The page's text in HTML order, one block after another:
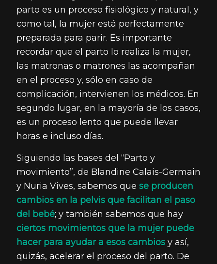
parto es un proceso fisiológico y natural, y
como tal, la mujer está perfectamente
preparada para parir. Es importante
recordar que el parto lo realiza la mujer,
las matronas o matrones las acompañan
en el proceso y, sólo en caso de
complicación, intervienen los médicos. En
segundo lugar, en la mayoría de los casos,
es un proceso lento que puede llevar
horas e incluso días.
Siguiendo las bases del “Parto y
movimiento”, de Blandine Calais-Germain
y Nuria Vives, sabemos que se producen
cambios en la pelvis que facilitan el paso
del bebé; y también sabemos que hay
ciertos movimientos que la mujer puede
hacer para ayudar a esos cambios y así,
quizás, acelerar el proceso del parto. De